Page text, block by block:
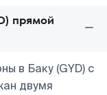
прямой
в Баку (GYD) с
двумя